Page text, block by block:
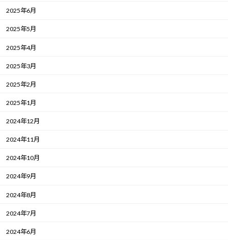
2025年6月
2025年5月
2025年4月
2025年3月
2025年2月
2025年1月
2024年12月
2024年11月
2024年10月
2024年9月
2024年8月
2024年7月
2024年6月